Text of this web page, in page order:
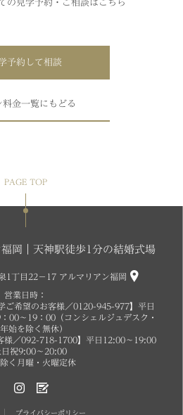
の見学予約・ご相談はこちら
予約して相談
料金一覧にもどる
PAGE TOP
福岡｜天神駅徒歩1分の結婚式場
1丁目22−17 アルマリアン福岡
営業日時：
ご希望のお客様／0120-945-977】平日
00～19：00（コンシェルジュデスク・
始を除く無休）
様／092-718-1700】平日12:00～19:00
日祝9:00～20:00
く月曜・火曜定休
プライバシーポリシー